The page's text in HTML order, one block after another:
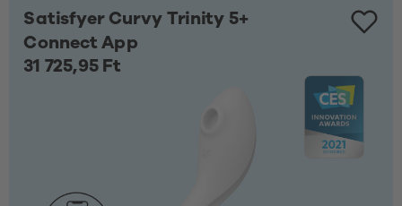
Satisfyer Curvy Trinity 5+
Connect App
31 725,95 Ft